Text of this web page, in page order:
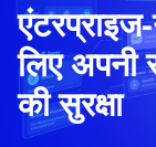
लिए अपनी
की सुरक्षा